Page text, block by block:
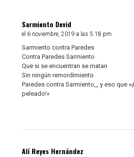
Sarmiento Devid
el 6 noviembre, 2019 a las 5:18 pm
Sarmiento contra Paredes
Contra Paredes Sarmiento
Que si se encuentran se matan
Sin ningún remordimiento
Paredes contra Sarmiento,,, y eso que
peleado!»
Alí Reyes Hernández